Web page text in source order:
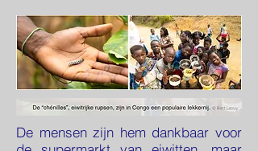
De mensen zijn hem dankbaar voor